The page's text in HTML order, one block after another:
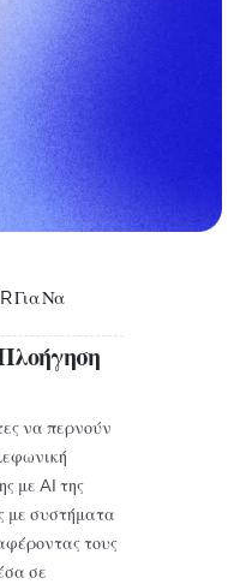
Για Να
να περνούν
με AI της
με συστήματα
τους
σε